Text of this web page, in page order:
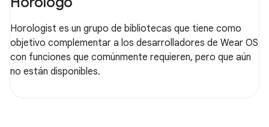
Horologist es un grupo de bibliotecas que tiene como
objetivo complementar a los desarrolladores de Wear OS
con funciones que comúnmente requieren, pero que aún
no están disponibles.